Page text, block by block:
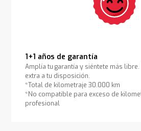
1+1 años de garantía
Amplía tu garantía y siéntete más libre.
extra a tu disposición.
*Total de kilometraje 30.000 km
*No compatible para exceso de
profesional